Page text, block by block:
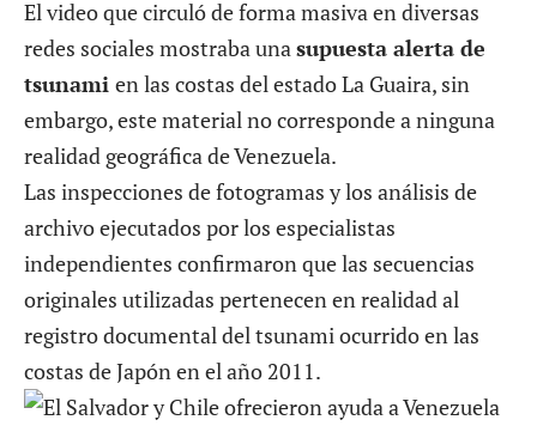
El video que circuló de forma masiva en diversas
redes sociales mostraba una supuesta alerta de
tsunami en las costas del estado La Guaira, sin
embargo, este material no corresponde a ninguna
realidad geográfica de Venezuela.
Las inspecciones de fotogramas y los análisis de
archivo ejecutados por los especialistas
independientes confirmaron que las secuencias
originales utilizadas pertenecen en realidad al
registro documental del tsunami ocurrido en las
costas de Japón en el año 2011.